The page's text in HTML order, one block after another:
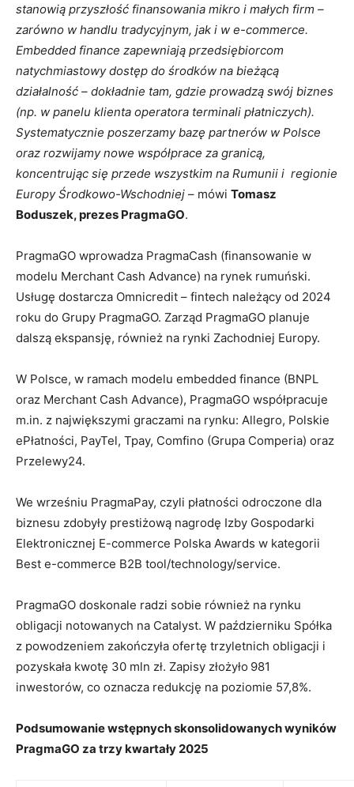
stanowią przyszłość finansowania mikro i małych firm –
zarówno w handlu tradycyjnym, jak i w e-commerce.
Embedded finance zapewniają przedsiębiorcom
natychmiastowy dostęp do środków na bieżącą
działalność – dokładnie tam, gdzie prowadzą swój biznes
(np. w panelu klienta operatora terminali płatniczych).
Systematycznie poszerzamy bazę partnerów w Polsce
oraz rozwijamy nowe współprace za granicą,
koncentrując się przede wszystkim na Rumunii i regionie
Europy Środkowo-Wschodniej – mówi Tomasz
Boduszek, prezes PragmaGO.
PragmaGO wprowadza PragmaCash (finansowanie w
modelu Merchant Cash Advance) na rynek rumuński.
Usługę dostarcza Omnicredit – fintech należący od 2024
roku do Grupy PragmaGO. Zarząd PragmaGO planuje
dalszą ekspansję, również na rynki Zachodniej Europy.
W Polsce, w ramach modelu embedded finance (BNPL
oraz Merchant Cash Advance), PragmaGO współpracuje
m.in. z największymi graczami na rynku: Allegro, Polskie
ePłatności, PayTel, Tpay, Comfino (Grupa Comperia) oraz
Przelewy24.
We wrześniu PragmaPay, czyli płatności odroczone dla
biznesu zdobyły prestiżową nagrodę Izby Gospodarki
Elektronicznej E-commerce Polska Awards w kategorii
Best e-commerce B2B tool/technology/service.
PragmaGO doskonale radzi sobie również na rynku
obligacji notowanych na Catalyst. W październiku Spółka
z powodzeniem zakończyła ofertę trzyletnich obligacji i
pozyskała kwotę 30 mln zł. Zapisy złożyło 981
inwestorów, co oznacza redukcję na poziomie 57,8%.
Podsumowanie wstępnych skonsolidowanych wyników
PragmaGO za trzy kwartały 2025